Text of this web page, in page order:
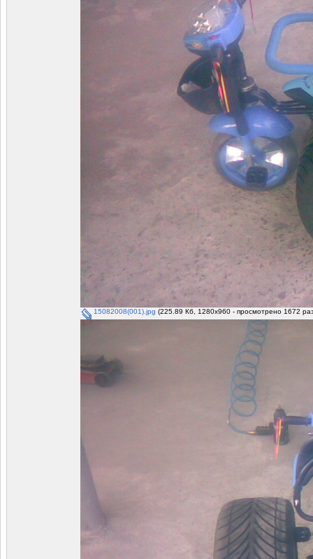
15082008(001).jpg (225.89 Кб, 1280x960 - просмотрено 1672